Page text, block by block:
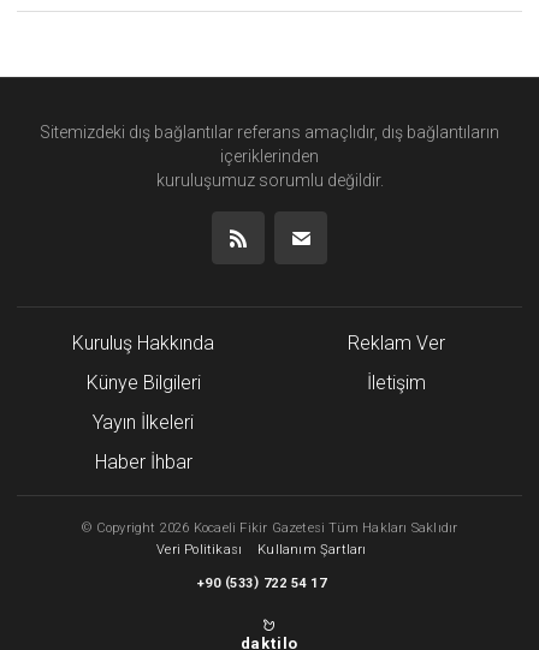
Sitemizdeki dış bağlantılar referans amaçlıdır, dış bağlantıların
içeriklerinden
kuruluşumuz sorumlu değildir.
Kuruluş Hakkında
Künye Bilgileri
Yayın İlkeleri
Haber İhbar
Reklam Ver
İletişim
© Copyright 2026 Kocaeli Fikir Gazetesi Tüm Hakları Saklıdır
Veri Politikası
Kullanım Şartları
+90 (533) 722 54 17
daktilo